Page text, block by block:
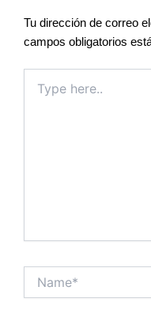
Tu dirección de correo
campos obligatorios
here..